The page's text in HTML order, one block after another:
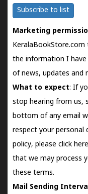
Subscribe to list
Marketing
the information I
of news, updates and
What to expect: If
stop hearing from us,
bottom of any email
respect your personal
policy, please click
that we may process
these terms.
Mail Sending